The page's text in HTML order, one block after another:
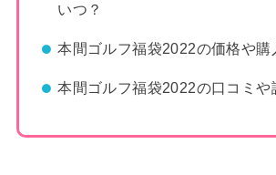
いつ？
本間ゴルフ福袋2022の価格や購
本間ゴルフ福袋2022の口コミや